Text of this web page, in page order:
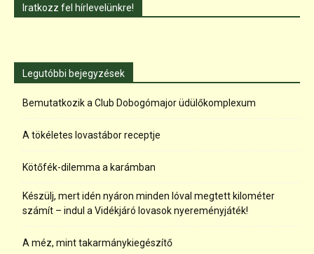
Iratkozz fel hírlevelünkre!
Legutóbbi bejegyzések
Bemutatkozik a Club Dobogómajor üdülőkomplexum
A tökéletes lovastábor receptje
Kötőfék-dilemma a karámban
Készülj, mert idén nyáron minden lóval megtett kilométer
számít – indul a Vidékjáró lovasok nyereményjáték!
A méz, mint takarmánykiegészítő